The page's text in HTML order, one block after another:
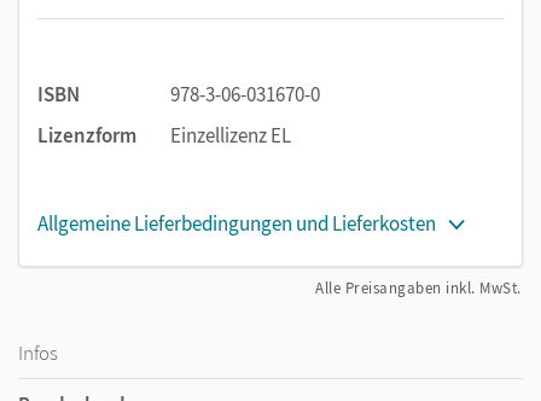
ISBN
978-3-06-031670-0
Lizenzform
Einzellizenz EL
Allgemeine Lieferbedingungen und Lieferkosten
Alle Preisangaben inkl. MwSt.
Infos